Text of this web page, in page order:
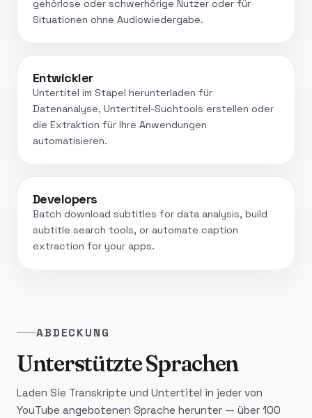
gehörlose oder schwerhörige Nutzer oder für
Situationen ohne Audiowiedergabe.
Entwickler
Untertitel im Stapel herunterladen für
Datenanalyse, Untertitel-Suchtools erstellen oder
die Extraktion für Ihre Anwendungen
automatisieren.
Developers
Batch download subtitles for data analysis, build
subtitle search tools, or automate caption
extraction for your apps.
ABDECKUNG
Unterstützte Sprachen
Laden Sie Transkripte und Untertitel in jeder von
YouTube angebotenen Sprache herunter — über 100